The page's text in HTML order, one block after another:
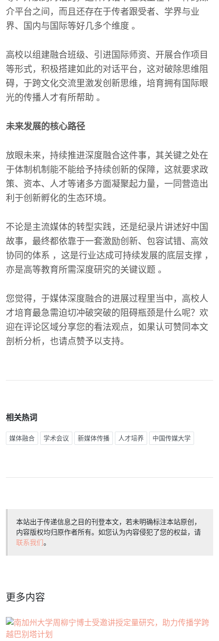
介平台之间，而且还存在于传者跟受者、学界与业
界、国内与国际等好几多个维度 。
高校以组建融合班级、引进国际师资、开展合作项目
等形式，积极搭建如此的对话平台，这对破除思维阻
碍，于跨文化交流里激发创新思维，培育拥有国际眼
光的传播人才有所帮助 。
未来发展的核心路径
放眼未来，持续推进深度融合这件事，其关键之处在
于体制机制能不能给予持续创新的保障，这就要求政
策、资本、人才等诸多方面凝聚起力量，一同营造出
利于创新孵化的生态环境。
不论是主流媒体的转型实践，还是纪录片讲述好中国
故事，最终都依靠于一套激励创新、包容试错、高效
协同的体系 ，这是行业达成可持续发展的底层支撑 ，
亦是高等教育所需深度研究的关键议题 。
您觉得，于媒体深度融合的进展过程里当中，高校人
才培育最急需迫切冲破突破的阻碍瓶颈是什么呢？欢
迎在评论区域分享您的看法观点，如果认可赞同本文
剖析分析，也请点赞予以支持。
相关热词
媒体融合 学术会议 新媒体传播 人才培养 中国传媒大学
本站出于传递信息之目的刊登本文，若未明确标注本站原创，
内容版权均归原作者所有。如您认为内容侵犯了您的权益，请
联系我们。
更多内容